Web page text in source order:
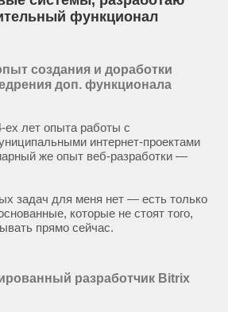
функционал
создания и доработки
доп. функционала
лет опыта работы с
интернет-проектами
же опыт веб-разработки —
задач для меня нет — есть только
которые не стоят того,
прямо сейчас.
разработчик Bitrix